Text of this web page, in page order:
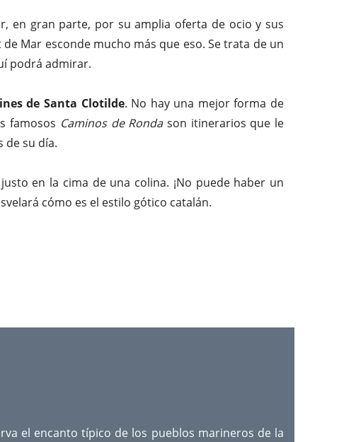
en gran parte, por su amplia oferta de ocio y sus
Mar esconde mucho más que eso. Se trata de un
podrá admirar.
de Santa Clotilde. No hay una mejor forma de
famosos Caminos de Rondason itinerarios que le
de su día.
en la cima de una colina. ¡No puede haber un
cómo es el estilo gótico catalán.
el encanto típico de los pueblos marineros de la